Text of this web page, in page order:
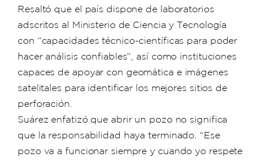
Resaltó que el país dispone de laboratorios
adscritos al Ministerio de Ciencia y Tecnología
con “capacidades técnico-científicas para poder
hacer análisis confiables”, así como instituciones
capaces de apoyar con geomática e imágenes
satelitales para identificar los mejores sitios de
perforación.
Suárez enfatizó que abrir un pozo no significa
que la responsabilidad haya terminado. “Ese
pozo va a funcionar siempre y cuando yo respete